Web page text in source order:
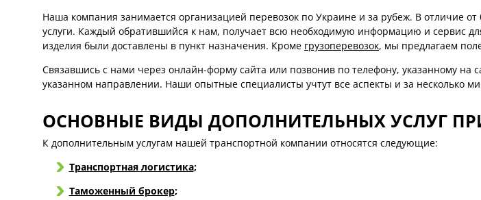
Наша компания занимается организацией перевозок по Украине и за рубеж. В отличие
услуги. Каждый обратившийся к нам, получает всю необходимую информацию и сервис
изделия были доставлены в пункт назначения. Кроме грузоперевозок, мы предлагаем
Связавшись с нами через онлайн-форму сайта или позвонив по телефону, указанному на
указанном направлении. Наши опытные специалисты учтут все аспекты и за несколько
ОСНОВНЫЕ ВИДЫ ДОПОЛНИТЕЛЬНЫХ УСЛУГ
К дополнительным услугам нашей транспортной компании относятся следующие:
Транспортная логистика;
Таможенный брокер;